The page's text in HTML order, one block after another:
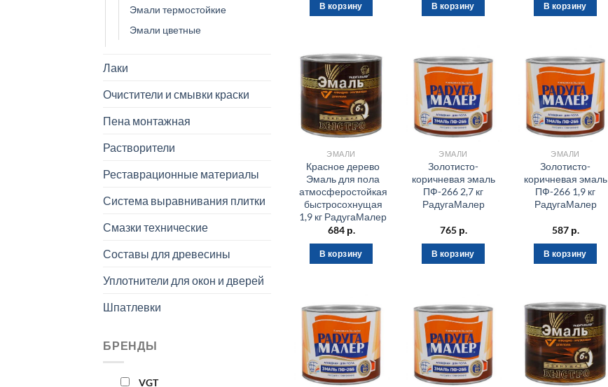
Эмали термостойкие
Эмали цветные
Лаки
Очистители и смывки краски
Пена монтажная
Растворители
Реставрационные материалы
Система выравнивания плитки
Смазки технические
Составы для древесины
Уплотнители для окон и дверей
Шпатлевки
БРЕНДЫ
VGT
В корзину В корзину В корзину
ЭМАЛИ
Красное дерево
Эмаль для пола
атмосферостойкая
быстросохнущая
1,9 кг РадугаМалер
684 р.
В корзину
ЭМАЛИ
Золотисто-
коричневая эмаль
ПФ-266 2,7 кг
РадугаМалер
765 р.
В корзину
ЭМАЛИ
Золотисто-
коричневая эмаль
ПФ-266 1,9 кг
РадугаМалер
587 р.
В корзину